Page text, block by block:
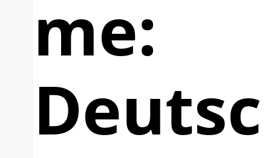
me:
Deutsc